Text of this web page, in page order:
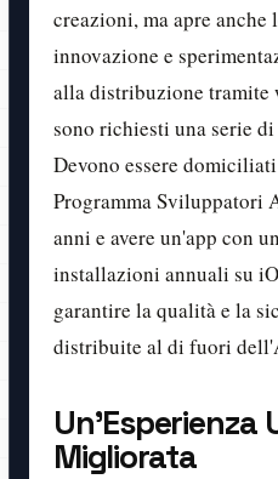
creazioni, ma apre anche
innovazione e
alla distribuzione tramite
sono richiesti una serie
Devono essere
Programma Sviluppatori
anni e avere un'app con
installazioni annuali su
garantire la qualità e la
distribuite al di fuori
Un'Esperienza
Migliorata